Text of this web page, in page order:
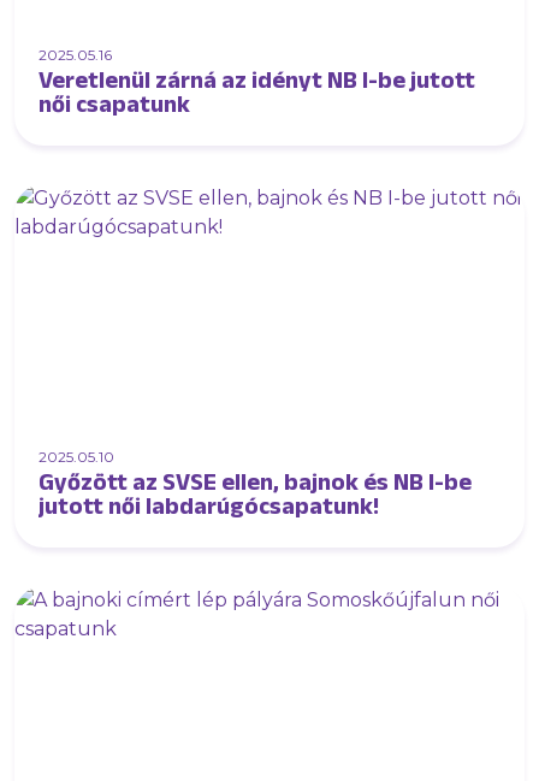
2025.05.16
Veretlenül zárná az idényt NB I-be jutott
női csapatunk
2025.05.10
Győzött az SVSE ellen, bajnok és NB I-be
jutott női labdarúgócsapatunk!